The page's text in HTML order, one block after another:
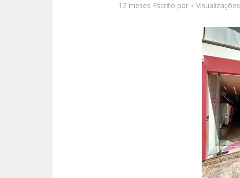
12 meses Escrito por Visualizações